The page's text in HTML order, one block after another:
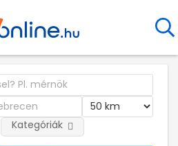
Kategóriák